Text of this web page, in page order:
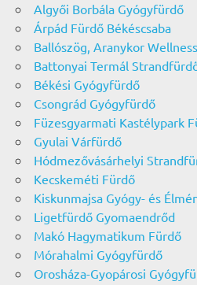
Algyői Borbála Gyógyfürdő
Árpád Fürdő Békéscsaba
Ballószög, Aranykor
Battonyai Termál
Békési Gyógyfürdő
Csongrád Gyógyfürdő
Füzesgyarmati Kastélypark
Gyulai Várfürdő
Hódmezővásárhelyi
Kecskeméti Fürdő
Kiskunmajsa Gyógy- és
Ligetfürdő Gyomaendrőd
Makó Hagymatikum Fürdő
Mórahalmi Gyógyfürdő
Orosháza-Gyopárosi